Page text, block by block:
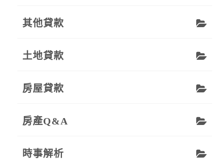
其他貸款
土地貸款
房屋貸款
房產Q&A
時事解析